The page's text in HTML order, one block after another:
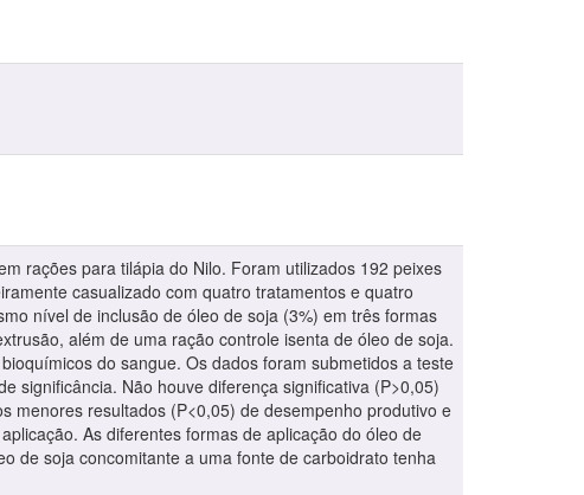
rações para tilápia do Nilo. Foram utilizados 192 peixes
casualizado com quatro tratamentos e quatro
nível de inclusão de óleo de soja (3%) em três formas
além de uma ração controle isenta de óleo de soja.
do sangue. Os dados foram submetidos a teste
significância. Não houve diferença significativa (P>0,05)
menores resultados (P<0,05) de desempenho produtivo e
As diferentes formas de aplicação do óleo de
de soja concomitante a uma fonte de carboidrato tenha